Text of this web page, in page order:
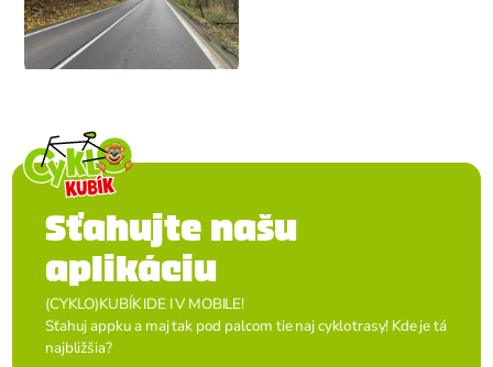
Sťahujte našu
aplikáciu
(CYKLO)KUBÍK IDE I V MOBILE!
Sťahuj appku a maj tak pod palcom tie naj cyklotrasy! Kde je tá
najbližšia?